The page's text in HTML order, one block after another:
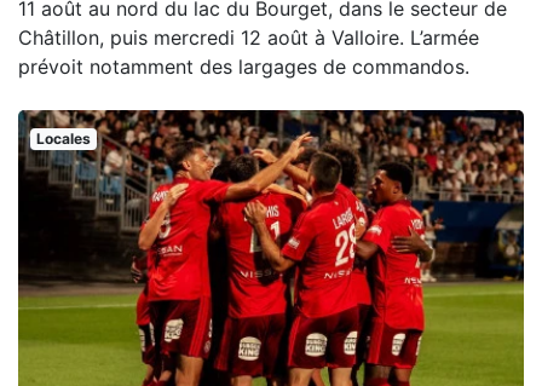
11 août au nord du lac du Bourget, dans le secteur de
Châtillon, puis mercredi 12 août à Valloire. L’armée
prévoit notamment des largages de commandos.
Locales